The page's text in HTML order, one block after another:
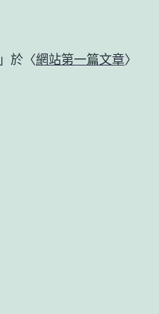
」於〈網站第一篇文章〉